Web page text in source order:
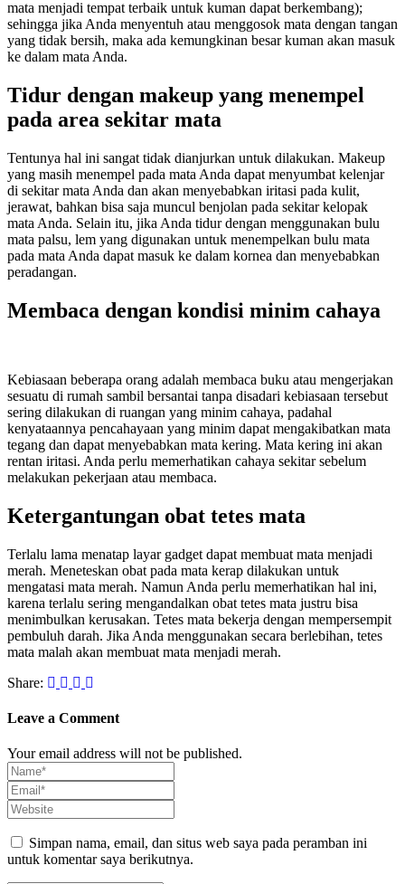
mata menjadi tempat terbaik untuk kuman dapat berkembang);
sehingga jika Anda menyentuh atau menggosok mata dengan tangan
yang tidak bersih, maka ada kemungkinan besar kuman akan masuk
ke dalam mata Anda.
Tidur dengan makeup yang menempel
pada area sekitar mata
Tentunya hal ini sangat tidak dianjurkan untuk dilakukan. Makeup
yang masih menempel pada mata Anda dapat menyumbat kelenjar
di sekitar mata Anda dan akan menyebabkan iritasi pada kulit,
jerawat, bahkan bisa saja muncul benjolan pada sekitar kelopak
mata Anda. Selain itu, jika Anda tidur dengan menggunakan bulu
mata palsu, lem yang digunakan untuk menempelkan bulu mata
pada mata Anda dapat masuk ke dalam kornea dan menyebabkan
peradangan.
Membaca dengan kondisi minim cahaya
Kebiasaan beberapa orang adalah membaca buku atau mengerjakan
sesuatu di rumah sambil bersantai tanpa disadari kebiasaan tersebut
sering dilakukan di ruangan yang minim cahaya, padahal
kenyataannya pencahayaan yang minim dapat mengakibatkan mata
tegang dan dapat menyebabkan mata kering. Mata kering ini akan
rentan iritasi. Anda perlu memerhatikan cahaya sekitar sebelum
melakukan pekerjaan atau membaca.
Ketergantungan obat tetes mata
Terlalu lama menatap layar gadget dapat membuat mata menjadi
merah. Meneteskan obat pada mata kerap dilakukan untuk
mengatasi mata merah. Namun Anda perlu memerhatikan hal ini,
karena terlalu sering mengandalkan obat tetes mata justru bisa
menimbulkan kerusakan. Tetes mata bekerja dengan mempersempit
pembuluh darah. Jika Anda menggunakan secara berlebihan, tetes
mata malah akan membuat mata menjadi merah.
Share:
Leave a Comment
Your email address will not be published.
Simpan nama, email, dan situs web saya pada peramban ini
untuk komentar saya berikutnya.